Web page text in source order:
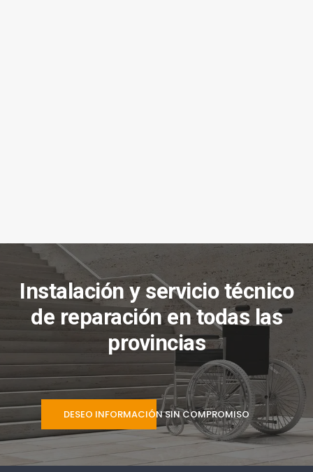
Instalación y servicio técnico
de reparación en todas las
provincias
DESEO INFORMACIÓN SIN COMPROMISO